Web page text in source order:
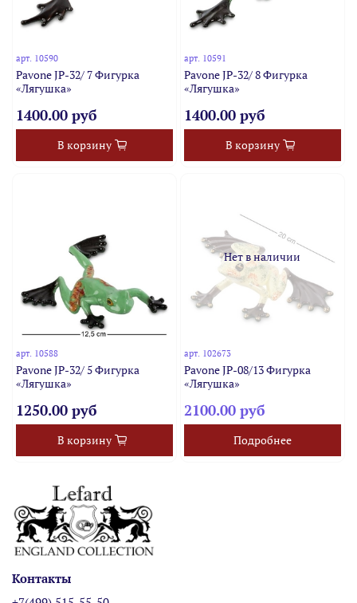
арт. 10590
Pavone JP-32/ 7 Фигурка
«Лягушка»
1400.00 руб
В корзину
арт. 10591
Pavone JP-32/ 8 Фигурка
«Лягушка»
1400.00 руб
В корзину
арт. 10588
Pavone JP-32/ 5 Фигурка
«Лягушка»
1250.00 руб
В корзину
Нет в наличии
арт. 102673
Pavone JP-08/13 Фигурка
«Лягушка»
2100.00 руб
Подробнее
Контакты